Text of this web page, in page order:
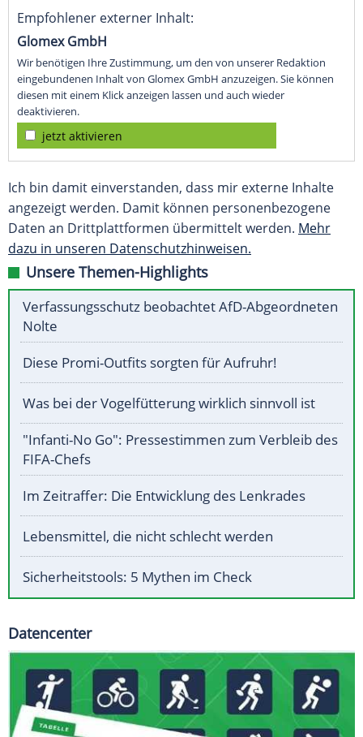
Empfohlener externer Inhalt:
Glomex GmbH
Wir benötigen Ihre Zustimmung, um den von unserer Redaktion
eingebundenen Inhalt von Glomex GmbH anzuzeigen. Sie können
diesen mit einem Klick anzeigen lassen und auch wieder
deaktivieren.
jetzt aktivieren
Ich bin damit einverstanden, dass mir externe Inhalte
angezeigt werden. Damit können personenbezogene
Daten an Drittplattformen übermittelt werden. Mehr
dazu in unseren Datenschutzhinweisen.
Unsere Themen-Highlights
Verfassungsschutz beobachtet AfD-Abgeordneten
Nolte
Diese Promi-Outfits sorgten für Aufruhr!
Was bei der Vogelfütterung wirklich sinnvoll ist
"Infanti-No Go": Pressestimmen zum Verbleib des
FIFA-Chefs
Im Zeitraffer: Die Entwicklung des Lenkrades
Lebensmittel, die nicht schlecht werden
Sicherheitstools: 5 Mythen im Check
Datencenter